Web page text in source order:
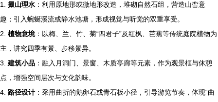
1. 掇山理水：利用原地形或微地形改造，堆砌自然石组，营造山峦意
趣；引入蜿蜒溪流或静水池塘，形成视觉与听觉的双重享受。
2. 植物意境：以梅、兰、竹、菊“四君子”及红枫、芭蕉等传统庭院植物为
主，讲究四季有景、步移景异。
3. 建筑小品 ：融入月洞门、景窗、木质亭廊等元素，作为观景框与休憩
点，增强空间层次与文化韵味。
4. 路径设计 ：采用曲折的鹅卵石或青石板小径，引导游览节奏，体现“曲